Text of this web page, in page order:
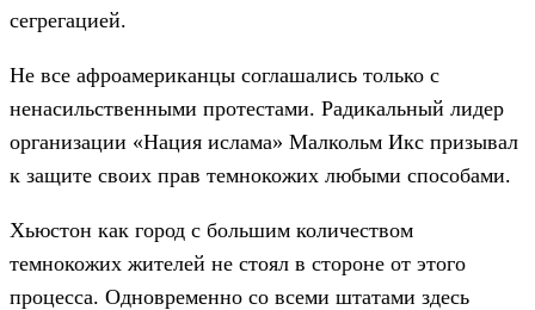
сегрегацией.
Не все афроамериканцы соглашались только с
ненасильственными протестами. Радикальный лидер
организации «Нация ислама» Малкольм Икс призывал
к защите своих прав темнокожих любыми способами.
Хьюстон как город с большим количеством
темнокожих жителей не стоял в стороне от этого
процесса. Одновременно со всеми штатами здесь